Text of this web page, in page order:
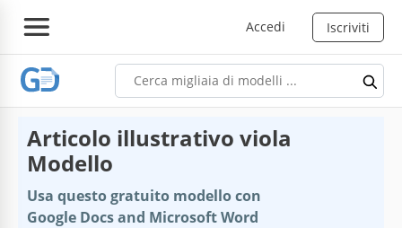
Accedi Iscriviti
Articolo illustrativo viola
Modello
Usa questo gratuito modello con
Google Docs and Microsoft Word